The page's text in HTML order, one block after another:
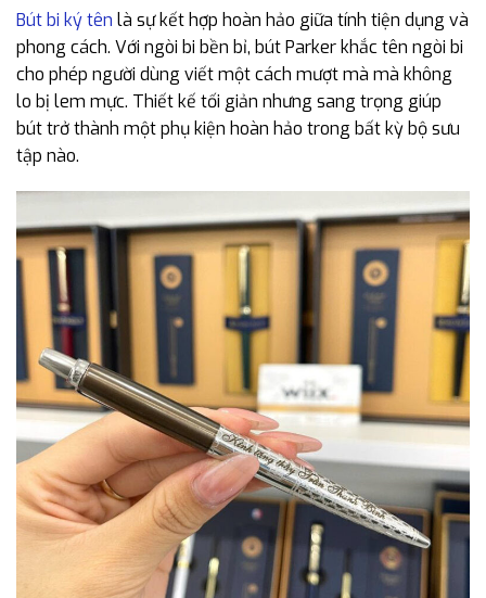
Bút bi ký tên là sự kết hợp hoàn hảo giữa tính tiện dụng và
phong cách. Với ngòi bi bền bỉ, bút Parker khắc tên ngòi bi
cho phép người dùng viết một cách mượt mà mà không
lo bị lem mực. Thiết kế tối giản nhưng sang trọng giúp
bút trở thành một phụ kiện hoàn hảo trong bất kỳ bộ sưu
tập nào.